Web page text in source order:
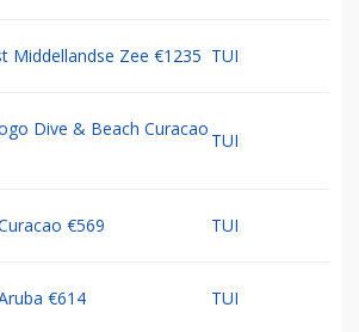
Middellandse Zee €1235 TUI
Dive & Beach Curacao
TUI
€569 TUI
€614 TUI